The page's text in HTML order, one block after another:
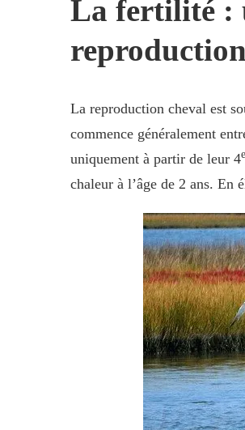
La fertilité :
La reproduction cheval est
commence généralement
uniquement à partir de leur 4e
chaleur à l’âge de 2 ans. En